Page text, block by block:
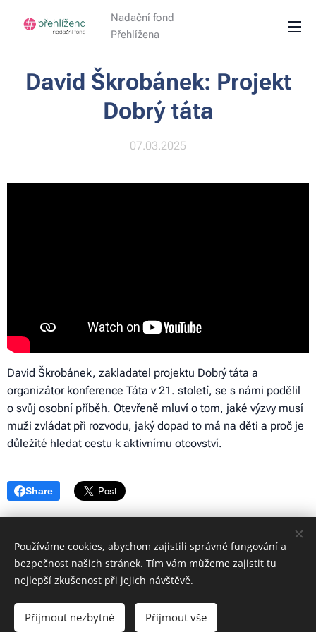
Nadační fond
Přehlížena
David Škrobánek: Projekt
Dobrý táta
07.03.2025
David Škrobánek, zakladatel projektu Dobrý táta a
organizátor konference Táta v 21. století, se s námi podělil
o svůj osobní příběh. Otevřeně mluví o tom, jaké výzvy musí
muži zvládat při rozvodu, jaký dopad to má na děti a proč je
důležité hledat cestu k aktivnímu otcovství.
Share
Vytvořeno službouWebnode
Používáme cookies, abychom zajistili správné fungování a
bezpečnost našich stránek. Tím vám můžeme zajistit tu
nejlepší zkušenost při jejich návštěvě.
Přijmout nezbytné Přijmout vše